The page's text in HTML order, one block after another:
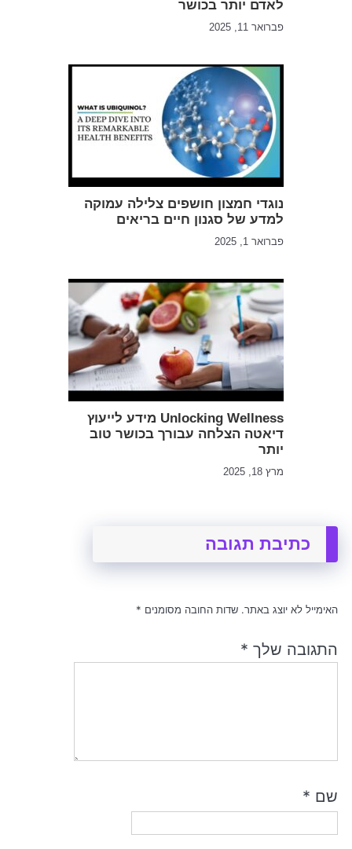
לאדם יותר בכושר
פברואר 11, 2025
נוגדי חמצון חושפים צלילה עמוקה
למדע של סגנון חיים בריאים
פברואר 1, 2025
Unlocking Wellness מידע לייעוץ
דיאטה הצלחה עבורך בכושר טוב
יותר
מרץ 18, 2025
כתיבת תגובה
האימייל לא יוצג באתר. שדות החובה מסומנים *
התגובה שלך *
שם *